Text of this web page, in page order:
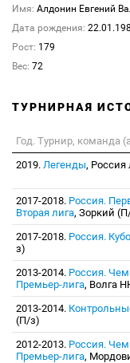
Имя: Алдонин Евгений
Дата рождения:
Рост: 179
Вес: 72
ТУРНИРНАЯ
Год. Турнир, команда
2019. Легенды, Россия
2017-2018. Россия.
Вторая лига, Зоркий
2017-2018. Россия.
з)
2013-2014. Россия.
Премьер-лига, Волга
2013-2014.
(П/з)
2012-2013. Россия.
Премьер-лига,